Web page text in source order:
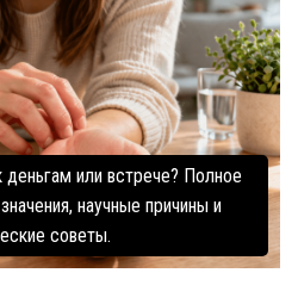
или встрече? Полное
научные причины и
советы.